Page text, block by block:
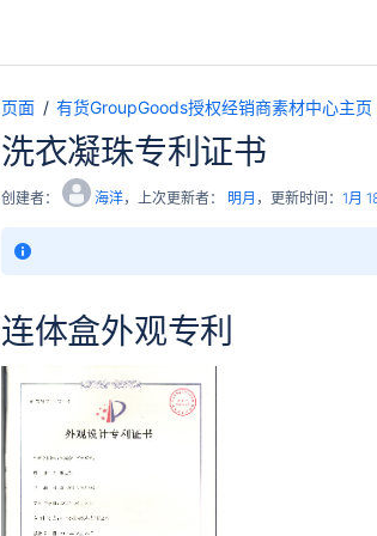
页面 有货GroupGoods授权经销商素材中心主页
洗衣凝珠专利证书
创建者： 海洋，上次更新者： 明月 ，更新时间： 1月
连体盒外观专利